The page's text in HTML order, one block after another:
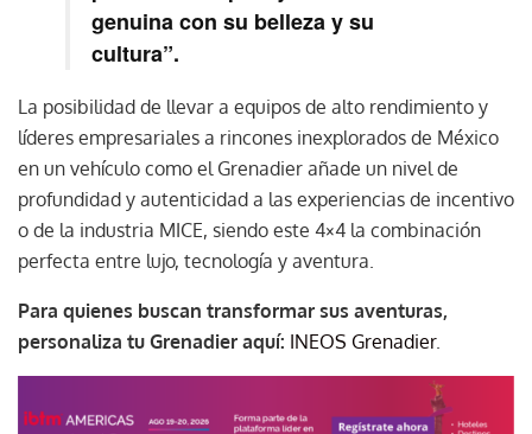
genuina con su belleza y su
cultura”.
La posibilidad de llevar a equipos de alto rendimiento y
líderes empresariales a rincones inexplorados de México
en un vehículo como el Grenadier añade un nivel de
profundidad y autenticidad a las experiencias de incentivo
o de la industria MICE, siendo este 4×4 la combinación
perfecta entre lujo, tecnología y aventura.
Para quienes buscan transformar sus aventuras,
personaliza tu Grenadier aquí: INEOS Grenadier.